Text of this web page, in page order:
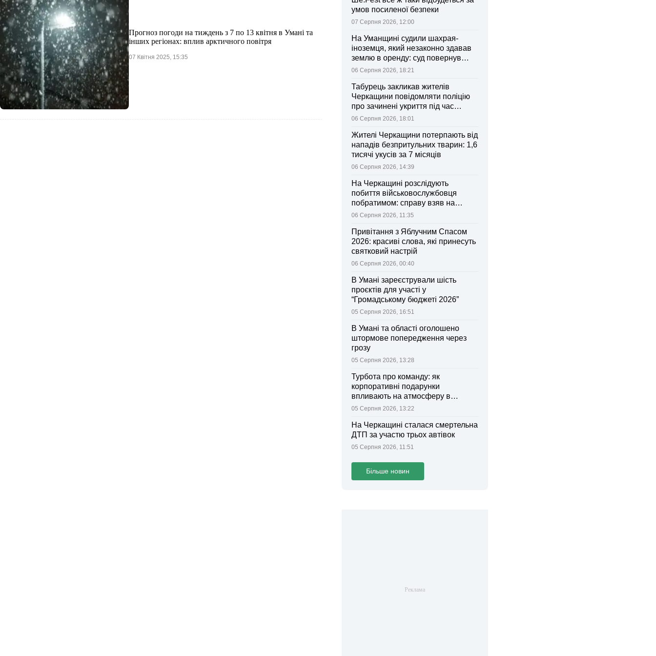
Прогноз погоди на тиждень з 7 по 13 квітня в Умані та
інших регіонах: вплив арктичного повітря
07 Квітня 2025, 15:35
умов посиленої безпеки
07 Серпня 2026, 12:00
На Уманщині судили шахрая-
іноземця, який незаконно здавав
землю в оренду: суд повернув
ділянки громаді
06 Серпня 2026, 18:21
Табурець закликав жителів
Черкащини повідомляти поліцію
про зачинені укриття під час
тривоги
06 Серпня 2026, 18:01
Жителі Черкащини потерпають від
нападів безпритульних тварин: 1,6
тисячі укусів за 7 місяців
06 Серпня 2026, 14:39
На Черкащині розслідують
побиття військовослужбовця
побратимом: справу взяв на
контроль Лубінець
06 Серпня 2026, 11:35
Привітання з Яблучним Спасом
2026: красиві слова, які принесуть
святковий настрій
06 Серпня 2026, 00:40
В Умані зареєстрували шість
проєктів для участі у
“Громадському бюджеті 2026”
05 Серпня 2026, 16:51
В Умані та області оголошено
штормове попередження через
грозу
05 Серпня 2026, 13:28
Турбота про команду: як
корпоративні подарунки
впливають на атмосферу в
колективі
05 Серпня 2026, 13:22
На Черкащині сталася смертельна
ДТП за участю трьох автівок
05 Серпня 2026, 11:51
Більше новин